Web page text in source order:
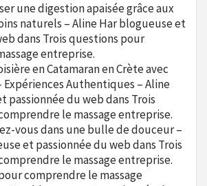
une digestion apaisée grâce aux
naturels – Aline Har blogueuse et
dans Trois questions pour
entreprise.
en Catamaran en Crète avec
Expériences Authentiques – Aline
passionnée du webdans Trois
le massage entreprise.
vous dans une bulle de douceur –
et passionnée du webdans Trois
le massage entreprise.
comprendre le massage